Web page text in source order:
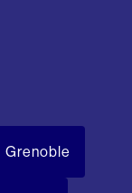
Grenoble